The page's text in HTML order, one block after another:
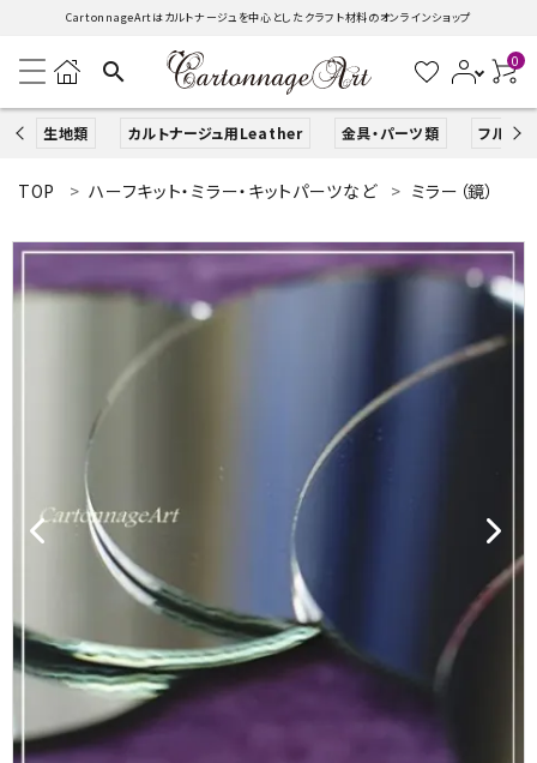
CartonnageArtはカルトナージュを中心としたクラフト材料のオンラインショップ
search 0
生地類 カルトナージュ用Leather 金具・パーツ類 フルキッ
search
ACCOUNT MENU
カルトナージュLeather用
金具・パーツ類
フルキット
Jolipapier
デコレーション材料
TOP ハーフキット・ミラー・キットパーツなど ミラー（鏡）